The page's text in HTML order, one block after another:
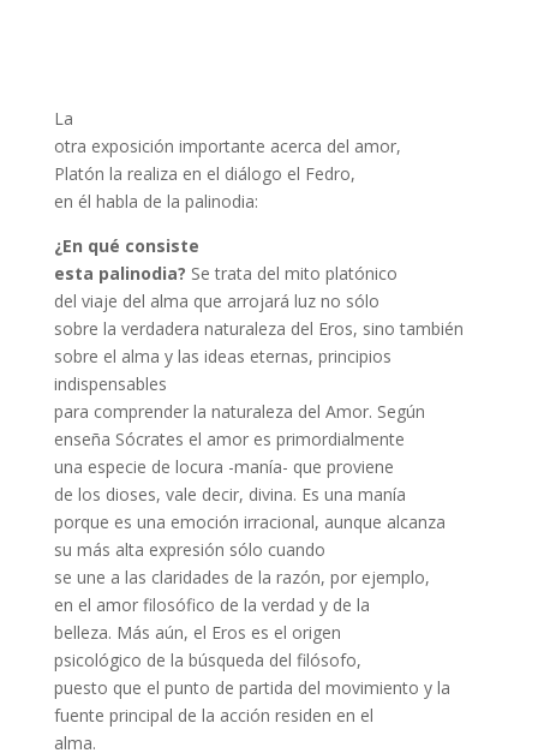
La
otra exposición importante acerca del amor,
Platón la realiza en el diálogo el Fedro,
en él habla de la palinodia:
¿En qué consiste
esta palinodia? Se trata del mito platónico
del viaje del alma que arrojará luz no sólo
sobre la verdadera naturaleza del Eros, sino también
sobre el alma y las ideas eternas, principios
indispensables
para comprender la naturaleza del Amor. Según
enseña Sócrates el amor es primordialmente
una especie de locura -manía- que proviene
de los dioses, vale decir, divina. Es una manía
porque es una emoción irracional, aunque alcanza
su más alta expresión sólo cuando
se une a las claridades de la razón, por ejemplo,
en el amor filosófico de la verdad y de la
belleza. Más aún, el Eros es el origen
psicológico de la búsqueda del filósofo,
puesto que el punto de partida del movimiento y la
fuente principal de la acción residen en el
alma.